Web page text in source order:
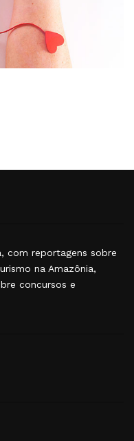
com reportagens sobre
na Amazônia,
concursos e